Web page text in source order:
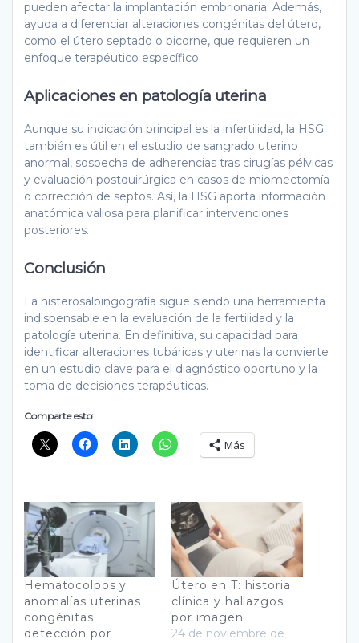
pueden afectar la implantación embrionaria. Además,
ayuda a diferenciar alteraciones congénitas del útero,
como el útero septado o bicorne, que requieren un
enfoque terapéutico específico.
Aplicaciones en patología uterina
Aunque su indicación principal es la infertilidad, la HSG
también es útil en el estudio de sangrado uterino
anormal, sospecha de adherencias tras cirugías pélvicas
y evaluación postquirúrgica en casos de miomectomía
o corrección de septos. Así, la HSG aporta información
anatómica valiosa para planificar intervenciones
posteriores.
Conclusión
La histerosalpingografía sigue siendo una herramienta
indispensable en la evaluación de la fertilidad y la
patología uterina. En definitiva, su capacidad para
identificar alteraciones tubáricas y uterinas la convierte
en un estudio clave para el diagnóstico oportuno y la
toma de decisiones terapéuticas.
Comparte esto:
Más
Hematocolpos y
anomalías uterinas
congénitas:
detección por
Útero en T: historia
clínica y hallazgos
por imagen
24 de noviembre de